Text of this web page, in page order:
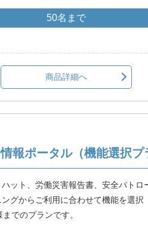
ハット
クアセスメントシート
ニング
ライアルをお試しいただけます。以下
情報ポータル 無料トライアル
50名まで
商品詳細へ
報ポータル（機能選択プ
ハット、労働災害報告書、安全パト
ングからご利用に合わせて機能を選択
でのプランです。